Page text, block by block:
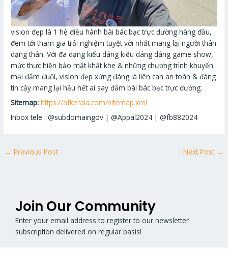
vision đẹp là 1 hệ điều hành bài bác bạc trực đường hàng đầu,
đem tới tham gia trải nghiệm tuyệt vời nhất mang lại người thân
dạng thân. Với đa dạng kiểu dáng kiểu dáng dáng game show,
mức thực hiện bảo mật khắt khe & những chương trình khuyến
mại đắm đuối, vision đẹp xứng đáng là liên can an toàn & đáng
tin cậy mang lại hầu hết ai say đắm bài bác bạc trực đường.
Sitemap: https://afkerala.com/sitemap.xml
Inbox tele : @subdomaingov | @Appal2024 | @fb882024
← Previous Post Next Post →
Join Our Community
Enter your email address to register to our newsletter
subscription delivered on regular basis!